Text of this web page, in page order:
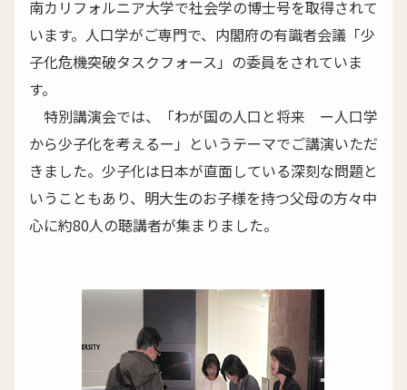
南カリフォルニア大学で社会学の博士号を取得されて
います。人口学がご専門で、内閣府の有識者会議「少
子化危機突破タスクフォース」の委員をされていま
す。
特別講演会では、「わが国の人口と将来 ー人口学
から少子化を考えるー」というテーマでご講演いただ
きました。少子化は日本が直面している深刻な問題と
いうこともあり、明大生のお子様を持つ父母の方々中
心に約80人の聴講者が集まりました。